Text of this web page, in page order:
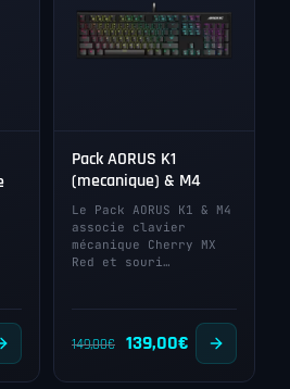
Pack AORUS K1
(mecanique) & M4
Le Pack AORUS K1 & M4
associe clavier
mécanique Cherry MX
Red et souri…
149,00€
Le
139,00€
prix